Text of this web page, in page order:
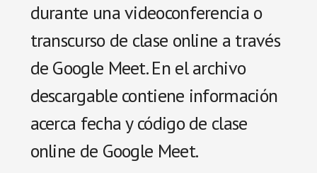
durante una videoconferencia o
transcurso de clase online a través
de Google Meet. En el archivo
descargable contiene información
acerca fecha y código de clase
online de Google Meet.